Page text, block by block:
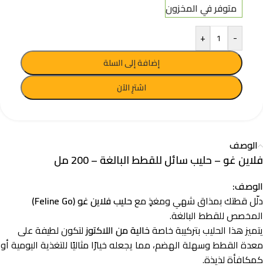
متوفر في المخزون
-
+
إضافة إلى السلة
اشترِ الآن
الوصف
فلاين غو – حليب سائل للقطط البالغة – 200 مل
الوصف:
دلّل قطتك بمذاق شهي ومغذٍ معحليب فلاين غو (Feline Go)
المخصص للقطط البالغة.
يتميز هذا الحليب بتركيبة خاصةخالية من اللاكتوزلتكون لطيفة على
معدة القطط وسهلة الهضم، مما يجعله خيارًا مثاليًا للتغذية اليومية أو
كمكافأة لذيذة.